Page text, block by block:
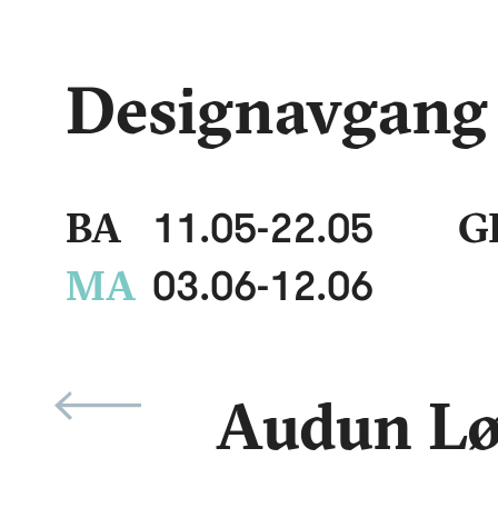
BA 11.05-22.05
MA 03.06-12.06
Audun